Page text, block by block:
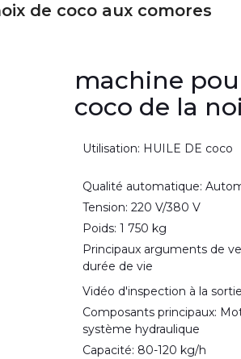
de coco aux comores
machine
coco de la
Utilisation: HUILE DE coco
Qualité automatique:
Tension: 220 V/380 V
Poids: 1 750 kg
Principaux arguments de
durée de vie
Vidéo d'inspection à la
Composants principaux:
système hydraulique
Capacité: 80-120 kg/h